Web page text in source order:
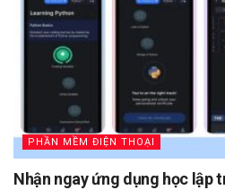
PHẦN MỀM ĐIỆN THOẠI
Nhận ngay ứng dụng học lập